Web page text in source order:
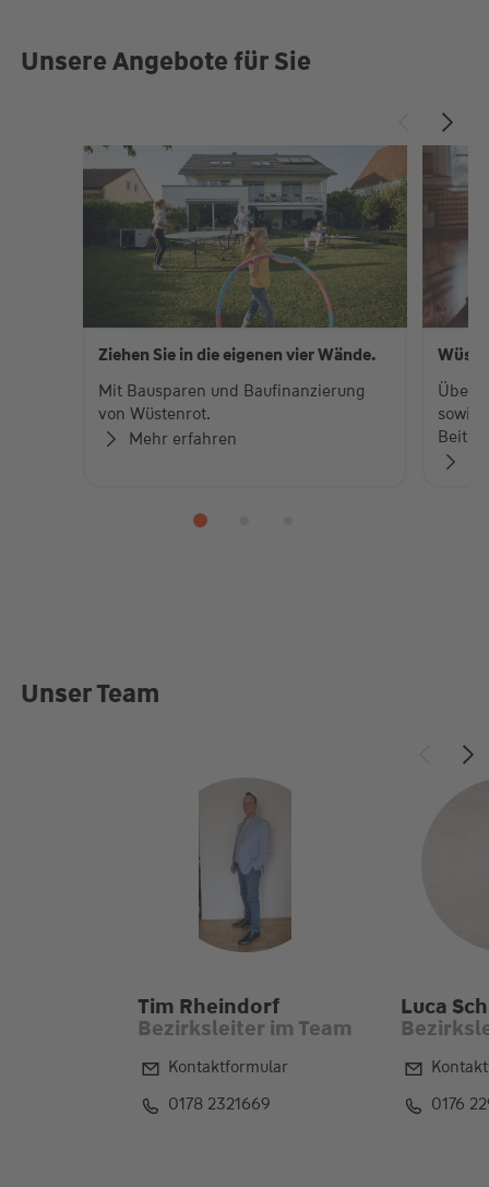
Unsere Angebote für Sie
Ziehen Sie in die eigenen vier Wände.
Mit Bausparen und Baufinanzierung
von Wüstenrot.
Mehr erfahren
Über
sowie
Unser Team
Tim Rheindorf
Bezirksleiter im Team
Kontaktformular
0178 2321669
Luca
0176